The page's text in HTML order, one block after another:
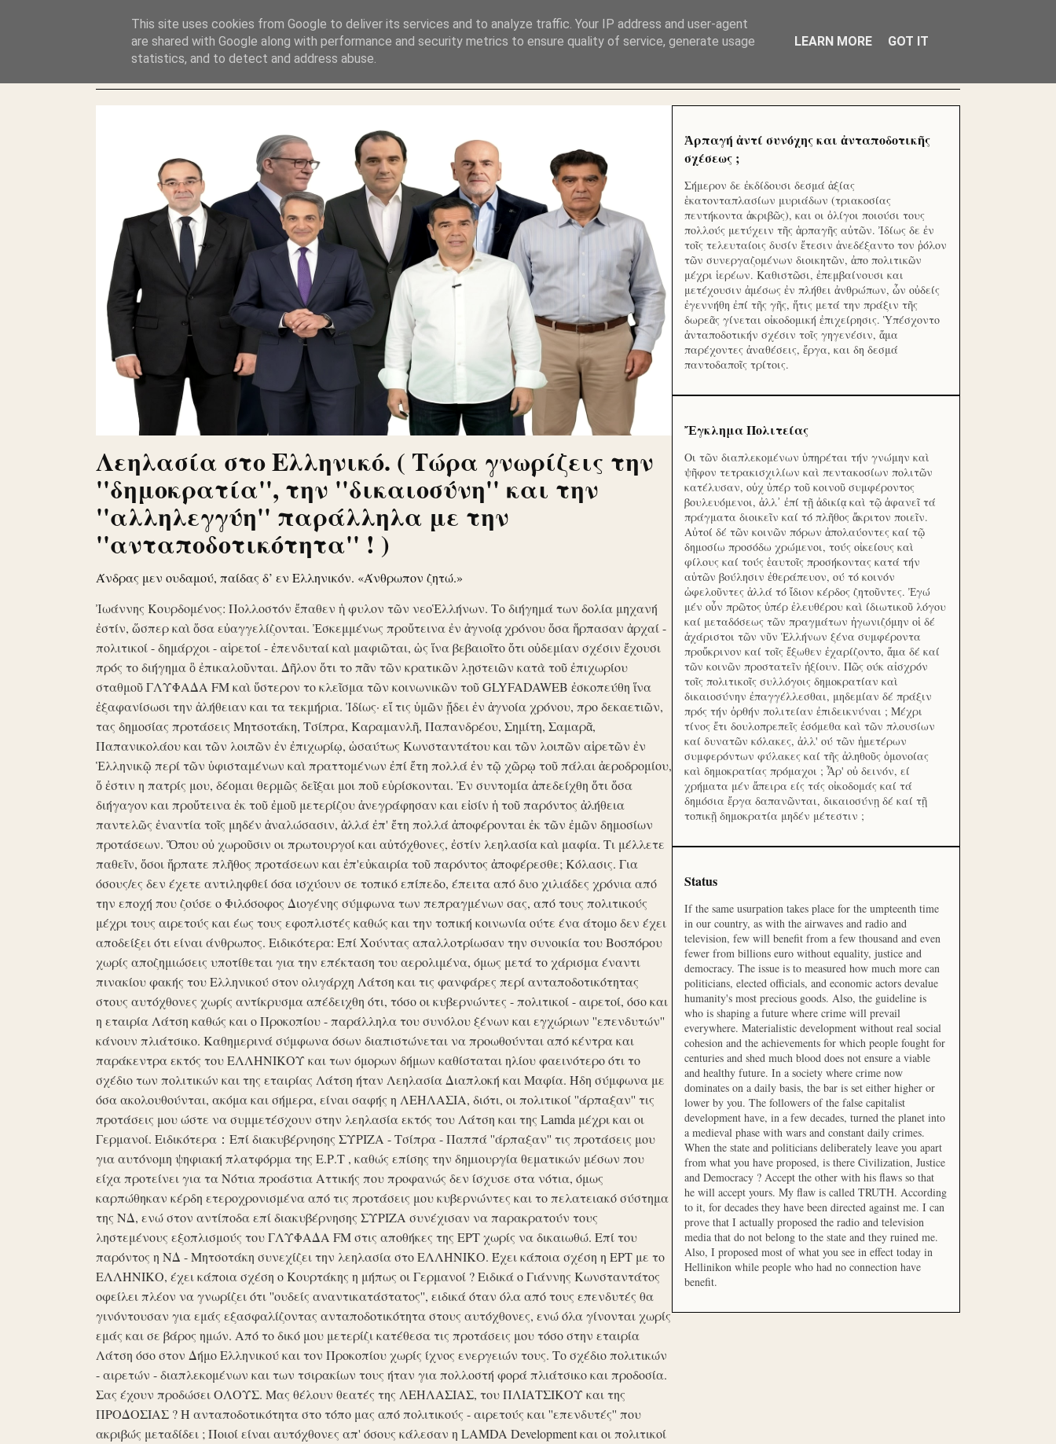
ΛΕΗΛΑΣΙΑ ΚΑΙ ΕΓΚΛΗΜΑ ?
Λεηλασία στο Ελληνικό. ( Τώρα γνωρίζεις την
''δημοκρατία'', την ''δικαιοσύνη'' και την
''αλληλεγγύη'' παράλληλα με την
''ανταποδοτικότητα'' ! )
Άνδρας μεν ουδαμού, παίδας δ’ εν Ελληνικόν. «Άνθρωπον ζητώ.»
Ἰωάννης Κουρδομένος: Πολλοστόν ἔπαθεν ἡ φυλον τῶν νεοἙλλήνων. Το διήγημά των δολία μηχανή
ἐστίν, ὥσπερ καὶ ὅσα εὐαγγελίζονται. Ἐσκεμμένως προὔτεινα ἐν ἀγνοίᾳ χρόνου ὅσα ἥρπασαν ἀρχαί -
πολιτικοί - δημάρχοι - αἱρετοί - ἐπενδυταί καὶ μαφιῶται, ὡς ἵνα βεβαιοῖτο ὅτι οὐδεμίαν σχέσιν ἔχουσι
πρός το διήγημα ὃ ἐπικαλοῦνται. Δῆλον ὅτι το πᾶν τῶν κρατικῶν λῃστειῶν κατὰ τοῦ ἐπιχωρίου
σταθμοῦ ΓΛΥΦΑΔΑ FM καὶ ὕστερον το κλεῖσμα τῶν κοινωνικῶν τοῦ GLYFADAWEB ἐσκοπεύθη ἵνα
ἐξαφανίσωσι την ἀλήθειαν και τα τεκμήρια. Ἰδίως· εἴ τις ὑμῶν ᾔδει ἐν ἀγνοία χρόνου, προ δεκαετιῶν,
τας δημοσίας προτάσεις Μητσοτάκη, Τσίπρα, Καραμανλῆ, Παπανδρέου, Σημίτη, Σαμαρᾶ,
Παπανικολάου και τῶν λοιπῶν ἐν ἐπιχωρίῳ, ὡσαύτως Κωνσταντάτου και τῶν λοιπῶν αἱρετῶν ἐν
Ἑλληνικῷ περί τῶν ὑφισταμένων καὶ πραττομένων ἐπί ἔτη πολλά ἐν τῷ χῶρῳ τοῦ πάλαι ἀεροδρομίου,
ὅ ἐστιν η πατρίς μου, δέομαι θερμῶς δεῖξαι μοι ποῦ εὑρίσκονται. Ἐν συντομία ἀπεδείχθη ὅτι ὅσα
διήγαγον και προὔτεινα ἐκ τοῦ ἐμοῦ μετερίζου ἀνεγράφησαν και εἰσίν ἡ τοῦ παρόντος ἀλήθεια
παντελῶς ἐναντία τοῖς μηδέν ἀναλώσασιν, ἀλλά ἐπ' ἔτη πολλά ἀποφέρονται ἐκ τῶν ἐμῶν δημοσίων
προτάσεων. Ὅπου οὐ χωροῦσιν οι πρωτουργοί και αὐτόχθονες, ἐστίν λεηλασία καὶ μαφία. Τι μέλλετε
παθεῖν, ὅσοι ἥρπατε πλῆθος προτάσεων και ἐπ'εὐκαιρία τοῦ παρόντος ἀποφέρεσθε; Κόλασις. Για
όσους/ες δεν έχετε αντιληφθεί όσα ισχύουν σε τοπικό επίπεδο, έπειτα από δυο χιλιάδες χρόνια από
την εποχή που ζούσε ο Φιλόσοφος Διογένης σύμφωνα των πεπραγμένων σας, από τους πολιτικούς
μέχρι τους αιρετούς και έως τους εφοπλιστές καθώς και την τοπική κοινωνία ούτε ένα άτομο δεν έχει
αποδείξει ότι είναι άνθρωπος. Ειδικότερα: Επί Χούντας απαλλοτρίωσαν την συνοικία του Βοσπόρου
χωρίς αποζημιώσεις υποτίθεται για την επέκταση του αερολιμένα, όμως μετά το χάρισμα έναντι
πινακίου φακής του Ελληνικού στον ολιγάρχη Λάτση και τις φανφάρες περί ανταποδοτικότητας
στους αυτόχθονες χωρίς αντίκρυσμα απέδειχθη ότι, τόσο οι κυβερνώντες - πολιτικοί - αιρετοί, όσο και
η εταιρία Λάτση καθώς και ο Προκοπίου - παράλληλα του συνόλου ξένων και εγχώριων ''επενδυτών''
κάνουν πλιάτσικο. Καθημερινά σύμφωνα όσων διαπιστώνεται να προωθούνται από κέντρα και
παράκεντρα εκτός του ΕΛΛΗΝΙΚΟΥ και των όμορων δήμων καθίσταται ηλίου φαεινότερο ότι το
σχέδιο των πολιτικών και της εταιρίας Λάτση ήταν Λεηλασία Διαπλοκή και Μαφία. Ήδη σύμφωνα με
όσα ακολουθούνται, ακόμα και σήμερα, είναι σαφής η ΛΕΗΛΑΣΙΑ, διότι, οι πολιτικοί ''άρπαξαν'' τις
προτάσεις μου ώστε να συμμετέσχουν στην λεηλασία εκτός του Λάτση και της Lamda μέχρι και οι
Γερμανοί. Ειδικότερα：Επί διακυβέρνησης ΣΥΡΙΖΑ - Τσίπρα - Παππά ''άρπαξαν'' τις προτάσεις μου
για αυτόνομη ψηφιακή πλατφόρμα της Ε.Ρ.Τ , καθώς επίσης την δημιουργία θεματικών μέσων που
είχα προτείνει για τα Νότια προάστια Αττικής που προφανώς δεν ίσχυσε στα νότια, όμως
καρπώθηκαν κέρδη ετεροχρονισμένα από τις προτάσεις μου κυβερνώντες και το πελατειακό σύστημα
της ΝΔ, ενώ στον αντίποδα επί διακυβέρνησης ΣΥΡΙΖΑ συνέχισαν να παρακρατούν τους
ληστεμένους εξοπλισμούς του ΓΛΥΦΑΔΑ FM στις αποθήκες της ΕΡΤ χωρίς να δικαιωθώ. Επί του
παρόντος η ΝΔ - Μητσοτάκη συνεχίζει την λεηλασία στο ΕΛΛΗΝΙΚΟ. Έχει κάποια σχέση η ΕΡΤ με το
ΕΛΛΗΝΙΚΟ, έχει κάποια σχέση ο Κουρτάκης η μήπως οι Γερμανοί ? Ειδικά ο Γιάννης Κωνσταντάτος
οφείλει πλέον να γνωρίζει ότι ''ουδείς αναντικατάστατος'', ειδικά όταν όλα από τους επενδυτές θα
γινόντουσαν για εμάς εξασφαλίζοντας ανταποδοτικότητα στους αυτόχθονες, ενώ όλα γίνονται χωρίς
εμάς και σε βάρος ημών. Από το δικό μου μετερίζι κατέθεσα τις προτάσεις μου τόσο στην εταιρία
Λάτση όσο στον Δήμο Ελληνικού και τον Προκοπίου χωρίς ίχνος ενεργειών τους. Το σχέδιο πολιτικών
- αιρετών - διαπλεκομένων και των τσιρακίων τους ήταν για πολλοστή φορά πλιάτσικο και προδοσία.
Σας έχουν προδώσει ΟΛΟΥΣ. Μας θέλουν θεατές της ΛΕΗΛΑΣΙΑΣ, του ΠΛΙΑΤΣΙΚΟΥ και της
ΠΡΟΔΟΣΙΑΣ ? Η ανταποδοτικότητα στο τόπο μας από πολιτικούς - αιρετούς και ''επενδυτές'' που
ακριβώς μεταδίδει ; Ποιοί είναι αυτόχθονες απ' όσους κάλεσαν η LAMDA Development και οι πολιτικοί
Ἁρπαγή ἀντί συνόχης και ἀνταποδοτικῆς
σχέσεως ;
Σήμερον δε ἐκδίδουσι δεσμά ἀξίας
ἑκατονταπλασίων μυριάδων (τριακοσίας
πεντήκοντα ἀκριβῶς), και οι ὀλίγοι ποιούσι τους
πολλούς μετύχειν τῆς ἁρπαγῆς αὐτῶν. Ἰδίως δε ἐν
τοῖς τελευταίοις δυσίν ἔτεσιν ἀνεδέξαντο τον ῥόλον
τῶν συνεργαζομένων διοικητῶν, ἀπο πολιτικῶν
μέχρι ἱερέων. Καθιστῶσι, ἐπεμβαίνουσι και
μετέχουσιν ἀμέσως ἐν πλήθει ἀνθρώπων, ὧν οὐδείς
ἐγεννήθη ἐπί τῆς γῆς, ἥτις μετά την πράξιν τῆς
δωρεᾶς γίνεται οἰκοδομική ἐπιχείρησις. Ὑπέσχοντο
ἀνταποδοτικήν σχέσιν τοῖς γηγενέσιν, ἅμα
παρέχοντες ἀναθέσεις, ἔργα, και δη δεσμά
παντοδαποῖς τρίτοις.
Ἔγκλημα Πολιτείας
Οι τῶν διαπλεκομένων ὑπηρέται τήν γνώμην καὶ
ψῆφον τετρακισχιλίων καὶ πεντακοσίων πολιτῶν
κατέλυσαν, οὐχ ὑπέρ τοῦ κοινοῦ συμφέροντος
βουλευόμενοι, ἀλλ᾽ ἐπί τῇ ἀδικίᾳ καὶ τῷ ἀφανεῖ τά
πράγματα διοικεῖν καί τό πλῆθος ἄκριτον ποιεῖν.
Αὐτοί δέ τῶν κοινῶν πόρων ἀπολαύοντες καί τῷ
δημοσίω προσόδω χρώμενοι, τούς οἰκείους καὶ
φίλους καί τούς ἑαυτοῖς προσήκοντας κατά τήν
αὑτῶν βούλησιν ἐθεράπευον, ού τό κοινόν
ὠφελοῦντες ἀλλά τό ἴδιον κέρδος ζητοῦντες. Ἐγώ
μέν οὖν πρῶτος ὑπέρ ἐλευθέρου καὶ ίδιωτικοῦ λόγου
καί μεταδόσεως τῶν πραγμάτων ἠγωνιζόμην οἱ δέ
ἀχάριστοι τῶν νῦν Ἑλλήνων ξένα συμφέροντα
προὔκρινον καί τοῖς ἔξωθεν ἐχαρίζοντο, ἅμα δέ καί
τῶν κοινῶν προστατεῖν ἠξίουν. Πῶς ούκ αἰσχρόν
τοῖς πολιτικοῖς συλλόγοις δημοκρατίαν καὶ
δικαιοσύνην ἐπαγγέλλεσθαι, μηδεμίαν δέ πράξιν
πρός τήν ὀρθήν πολιτείαν ἐπιδεικνύναι ; Μέχρι
τίνος ἔτι δουλοπρεπεῖς ἐσόμεθα καὶ τῶν πλουσίων
καί δυνατῶν κόλακες, ἀλλ' ού τῶν ἡμετέρων
συμφερόντων φύλακες καί τῆς ἀληθοῦς ὁμονοίας
καὶ δημοκρατίας πρόμαχοι ; Ἆρ' οὐ δεινόν, εί
χρήματα μέν ἄπειρα είς τάς οἰκοδομάς καί τά
δημόσια ἔργα δαπανῶνται, δικαιοσύνῃ δέ καί τῇ
τοπικῇ δημοκρατία μηδέν μέτεστιν ;
Status
If the same usurpation takes place for the umpteenth time
in our country, as with the airwaves and radio and
television, few will benefit from a few thousand and even
fewer from billions euro without equality, justice and
democracy. The issue is to measured how much more can
politicians, elected officials, and economic actors devalue
humanity's most precious goods. Also, the guideline is
who is shaping a future where crime will prevail
everywhere. Materialistic development without real social
cohesion and the achievements for which people fought for
centuries and shed much blood does not ensure a viable
and healthy future. In a society where crime now
dominates on a daily basis, the bar is set either higher or
lower by you. The followers of the false capitalist
development have, in a few decades, turned the planet into
a medieval phase with wars and constant daily crimes.
When the state and politicians deliberately leave you apart
from what you have proposed, is there Civilization, Justice
and Democracy ? Accept the other with his flaws so that
he will accept yours. My flaw is called TRUTH. According
to it, for decades they have been directed against me. I can
prove that I actually proposed the radio and television
media that do not belong to the state and they ruined me.
Also, I proposed most of what you see in effect today in
Hellinikon while people who had no connection have
benefit.
This site uses cookies from Google to deliver its services and to analyze traffic. Your IP address and user-agent
are shared with Google along with performance and security metrics to ensure quality of service, generate usage
statistics, and to detect and address abuse.
LEARN MORE GOT IT